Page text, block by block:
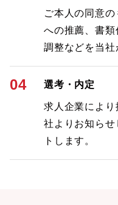
ご本人の同意
への推薦、書
調整などを当社
04 選考・内定
求人企業により
社よりお知ら
トします。